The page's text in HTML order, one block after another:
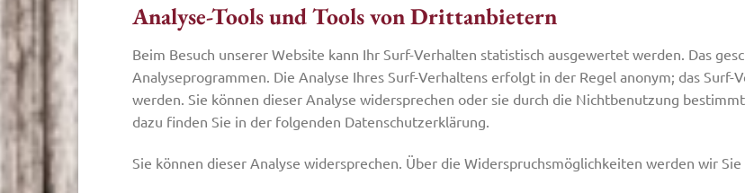
Analyse-Tools und Tools von Drittanbietern
Beim Besuch unserer Website kann Ihr Surf-Verhalten statistisch ausgewertet werden. Das
Analyseprogrammen. Die Analyse Ihres Surf-Verhaltens erfolgt in der Regel anonym; das
werden. Sie können dieser Analyse widersprechen oder sie durch die Nichtbenutzung
dazu finden Sie in der folgenden Datenschutzerklärung.
Sie können dieser Analyse widersprechen. Über die Widerspruchsmöglichkeiten werden wir